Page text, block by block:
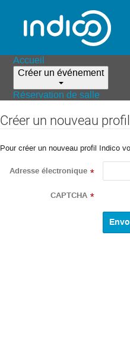
Accueil
Créer un événement
Réservation de salle
Créer un nouveau
Pour créer un nouveau profil Indico
Adresse électronique *
CAPTCHA *